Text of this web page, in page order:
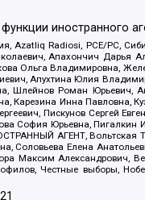
иностранного
Radiosi, PCE/PC,
Апахончич Дарья
Ольга Владимировна,
Апухтина Юлия
Шлейнов Роман Юрьевич,
Карезина Инна
Пискунов Сергей
София Юрьевна,
АГЕНТ, Вольтская
Соловьева Елена
Максим Александрович,
Честные выборы,